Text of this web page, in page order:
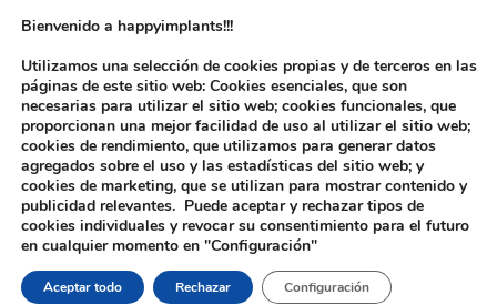
Inicio/ Productos etiquetados “916S”
Bienvenido a happyimplants!!!
Utilizamos una selección de cookies propias y de terceros en las
páginas de este sitio web: Cookies esenciales, que son
necesarias para utilizar el sitio web; cookies funcionales, que
proporcionan una mejor facilidad de uso al utilizar el sitio web;
cookies de rendimiento, que utilizamos para generar datos
agregados sobre el uso y las estadísticas del sitio web; y
cookies de marketing, que se utilizan para mostrar contenido y
publicidad relevantes. Puede aceptar y rechazar tipos de
cookies individuales y revocar su consentimiento para el futuro
en cualquier momento en "Configuración"
Aceptar todo Rechazar Configuración